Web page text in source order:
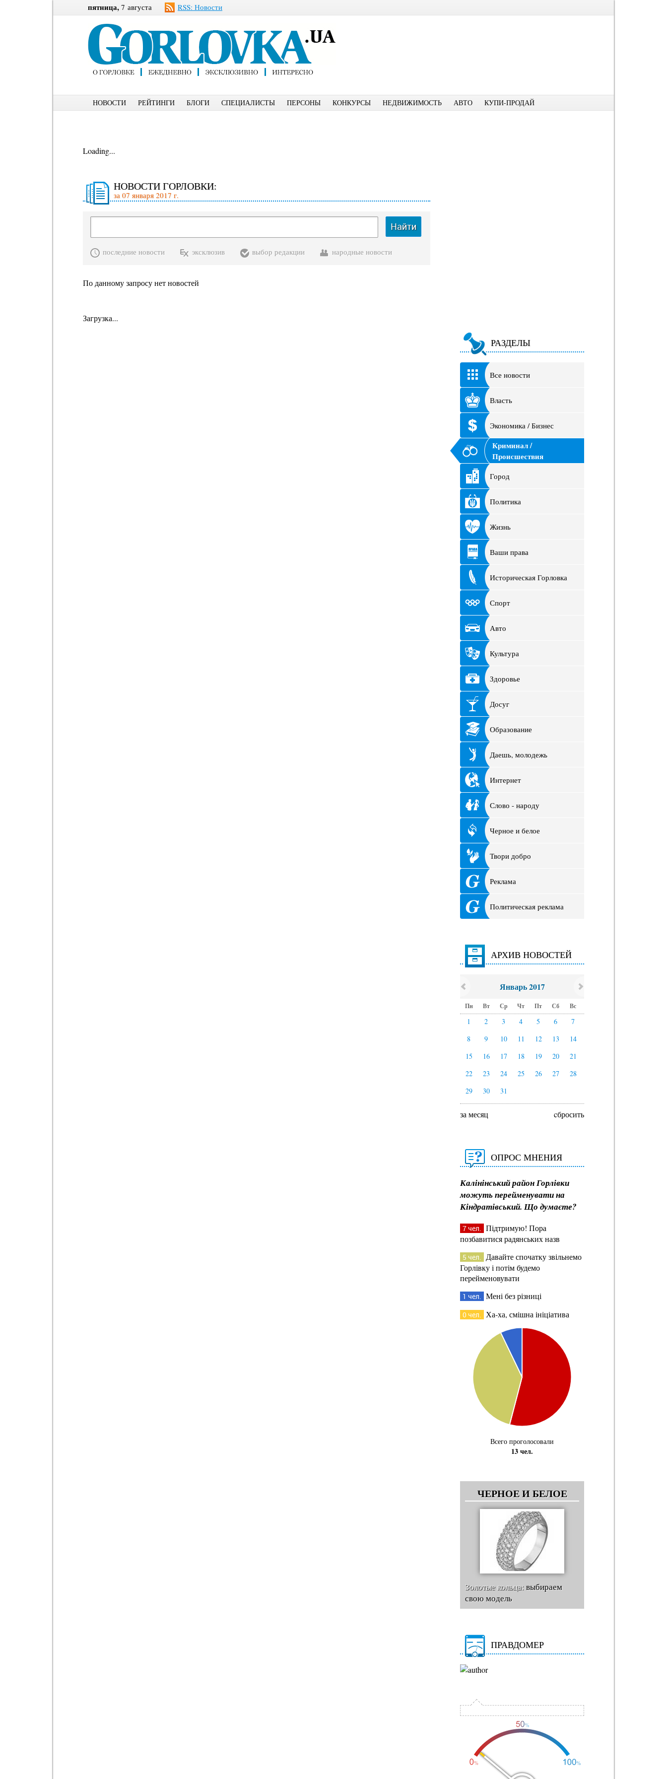
пятница, 7 августа RSS: Новости
НОВОСТИ РЕЙТИНГИ БЛОГИ СПЕЦИАЛИСТЫ ПЕРСОНЫ КОНКУРСЫ НЕДВИЖИМОСТЬ АВТО КУПИ-ПРОДАЙ
Loading...
НОВОСТИ ГОРЛОВКИ:
за 07 января 2017 г.
Найти
последние новости эксклюзив выбор редакции народные новости
По данному запросу нет новостей
Загрузка...
РАЗДЕЛЫ
Все новости
Власть
Экономика / Бизнес
Криминал /
Происшествия
Город
Политика
Жизнь
Ваши права
Историческая Горловка
Спорт
Авто
Культура
Здоровье
Досуг
Образование
Даешь, молодежь
Интернет
Слово - народу
Черное и белое
Твори добро
Реклама
Политическая реклама
АРХИВ НОВОСТЕЙ
Январь 2017
Пн Вт Ср Чт Пт Сб Вс
1 2 3 4 5 6
7
8
9 10 11 12 13
14
15
16 17 18 19 20
21
22
23 24 25 26 27
28
29
30 31
за месяц cбросить
ОПРОС МНЕНИЯ
Калінінський район Горлівки
можуть перейменувати на
Кіндратівський. Що думаєте?
7 чел. Підтримую! Пора
позбавитися радянських назв
5 чел. Давайте спочатку звільнемо
Горлівку і потім будемо
перейменовувати
1 чел. Мені без різниці
0 чел. Ха-ха, смішна ініціатива
Всего проголосовали
13 чел.
ЧЕРНОЕ И БЕЛОЕ
Золотые кольца:выбираем
свою модель
ПРАВДОМЕР